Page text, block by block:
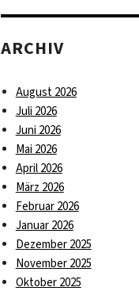
ARCHIV
August 2026
Juli 2026
Juni 2026
Mai 2026
April 2026
März 2026
Februar 2026
Januar 2026
Dezember 2025
November 2025
Oktober 2025